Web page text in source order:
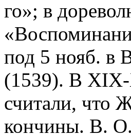
го»; в
под 5 нояб. в
(1539). В XIX-
считали, что
кончины. В. О.